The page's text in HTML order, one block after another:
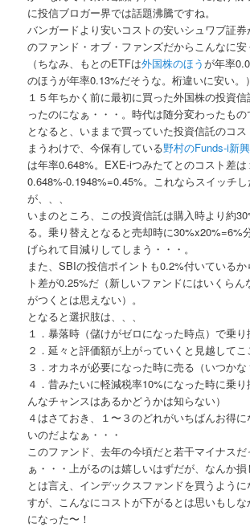
に投信ブロガー界では話題沸騰ですね。
バンガードより安いコストの安いシュワブ証
のファンド・オブ・ファンズだからこんなに安
（ちなみ、もとのETFは外国株のほうが年率
のほうが年率0.13%だそうな。桁違いに安い。）
１５年ちかく前に最初に買った外国株の投資
ったのになぁ・・・。時代は随分変わったもの
となると、いままで買っていた投資信託のコ
まうわけで、今保有している野村のFunds-i新
は年率0.648%。EXE-iつみたてとのコスト差は
0.648%-0.1948%=0.45%。これならスイッチ
が、、、
いまのところ、この投資信託は購入時より約
る。乗り替えとなると売却時に30%x20%=6%
げられて目減りしてしまう・・・。
また、SBIの投信ポイントも0.2%付いている
ト差が0.25%だ（新しいファンドにはいくらん
がつくとは思えない）。
となると選択肢は、、、
１．暴落時（儲けがゼロになった時点）で乗り
２．延々と評価額が上がっていくと見越してこ
３．オカネが必要になった時に売る（いつかな
４．昔みたいに軽減税率10%になった時に乗
んなチャンスはあるかどうかは知らない）
４はさておき、１〜３のどれがいちばんお得
いのだよなぁ・・・
このファンド、去年の今頃だと若干マイナス
ぁ・・・上がるのは嬉しいはずだが、なんか損
とは言え、インデックスファンドを買うよう
すが、こんなにコストが下がるとは思いもし
になった〜！